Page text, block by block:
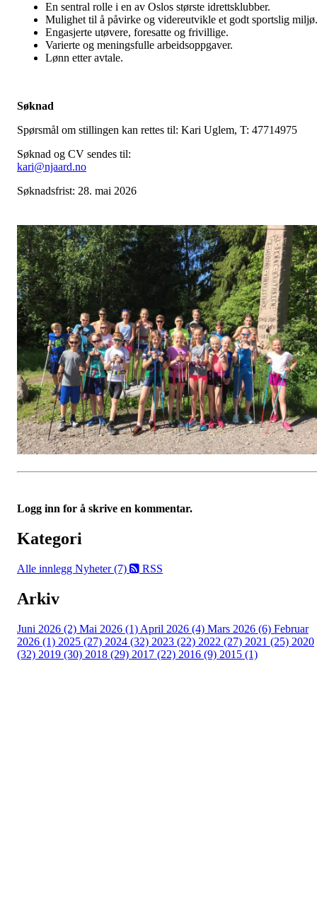
En sentral rolle i en av Oslos største idrettsklubber.
Mulighet til å påvirke og videreutvikle et godt sportslig miljø.
Engasjerte utøvere, foresatte og frivillige.
Varierte og meningsfulle arbeidsoppgaver.
Lønn etter avtale.
Søknad
Spørsmål om stillingen kan rettes til: Kari Uglem, T: 47714975
Søknad og CV sendes til:
kari@njaard.no
Søknadsfrist: 28. mai 2026
Logg inn for å skrive en kommentar.
Kategori
Alle innlegg Nyheter (7) RSS
Arkiv
Juni 2026 (2) Mai 2026 (1) April 2026 (4) Mars 2026 (6) Februar
2026 (1) 2025 (27) 2024 (32) 2023 (22) 2022 (27) 2021 (25) 2020
(32) 2019 (30) 2018 (29) 2017 (22) 2016 (9) 2015 (1)